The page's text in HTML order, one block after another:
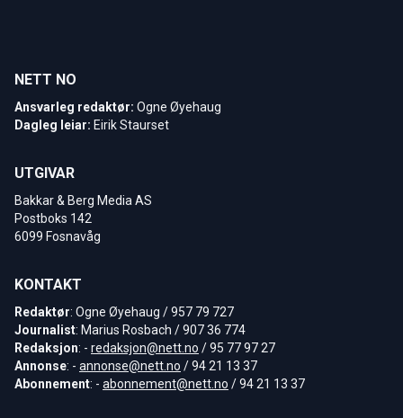
NETT NO
Ansvarleg redaktør: Ogne Øyehaug
Dagleg leiar: Eirik Staurset
UTGIVAR
Bakkar & Berg Media AS
Postboks 142
6099 Fosnavåg
KONTAKT
Redaktør: Ogne Øyehaug / 957 79 727
Journalist: Marius Rosbach / 907 36 774
Redaksjon: - redaksjon@nett.no / 95 77 97 27
Annonse: - annonse@nett.no / 94 21 13 37
Abonnement: - abonnement@nett.no / 94 21 13 37